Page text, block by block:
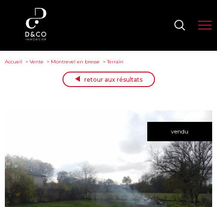
Accueil Vente Montrevel en bresse Terrain
retour aux résultats
vendu